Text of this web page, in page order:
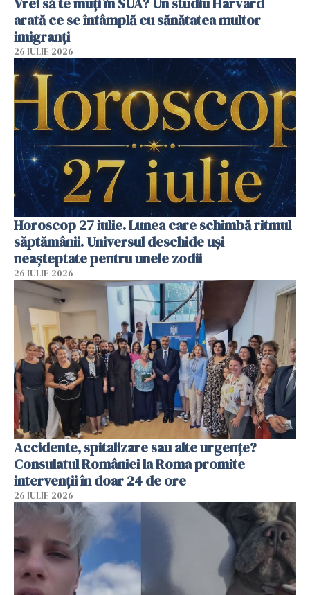
arată ce se întâmplă cu sănătatea multor
imigranți
26 IULIE 2026
Horoscop 27 iulie. Lunea care schimbă ritmul
săptămânii. Universul deschide uși
neașteptate pentru unele zodii
26 IULIE 2026
Accidente, spitalizare sau alte urgențe?
Consulatul României la Roma promite
intervenții în doar 24 de ore
26 IULIE 2026